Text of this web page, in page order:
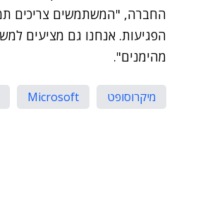
החברה, "המשתמשים צריכים
הפגיעות. אנחנו גם מציעים
מהימנים".
מיקרוסופט Microsoft